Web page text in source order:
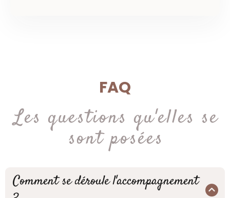
FAQ
Les questions qu'elles se
sont posées
Comment se déroule l'accompagnement